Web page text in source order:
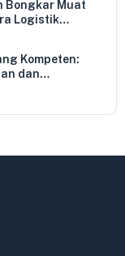
Bongkar Muat
Logistik
Kompeten:
dan
untuk